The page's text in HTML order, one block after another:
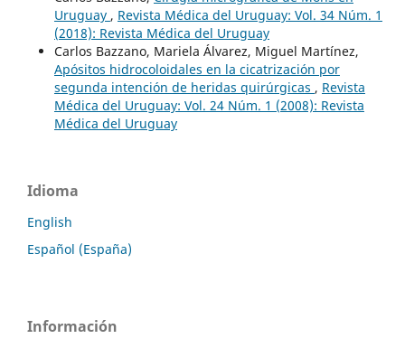
Uruguay , Revista Médica del Uruguay: Vol. 34 Núm. 1
(2018): Revista Médica del Uruguay
Carlos Bazzano, Mariela Álvarez, Miguel Martínez,
Apósitos hidrocoloidales en la cicatrización por
segunda intención de heridas quirúrgicas , Revista
Médica del Uruguay: Vol. 24 Núm. 1 (2008): Revista
Médica del Uruguay
Idioma
English
Español (España)
Información